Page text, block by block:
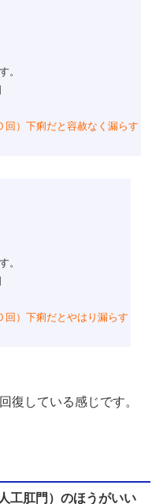
。
回）下痢だと容赦なく漏らす
。
回）下痢だとやはり漏らす
復している感じです。
工肛門）のほうがいい